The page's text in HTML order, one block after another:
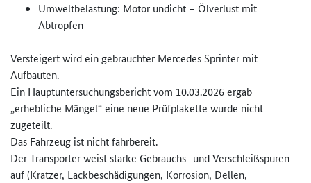
Umweltbelastung: Motor undicht – Ölverlust mit
Abtropfen
Versteigert wird ein gebrauchter Mercedes Sprinter mit
Aufbauten.
Ein Hauptuntersuchungsbericht vom 10.03.2026 ergab
„erhebliche Mängel“ eine neue Prüfplakette wurde nicht
zugeteilt.
Das Fahrzeug ist nicht fahrbereit.
Der Transporter weist starke Gebrauchs- und Verschleißspuren
auf (Kratzer, Lackbeschädigungen, Korrosion, Dellen,